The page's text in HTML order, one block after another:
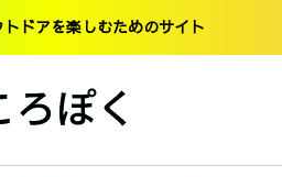
ドアを楽しむためのサイト